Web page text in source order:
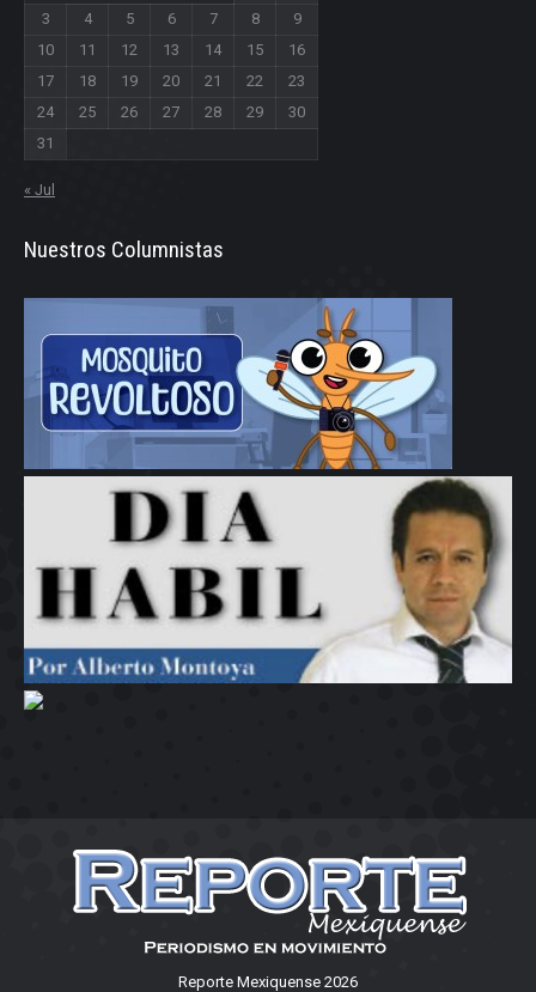
3
4 5 6 7 8
9
10
11 12 13 14 15
16
17
18 19 20 21 22
23
24
25 26 27 28 29
30
31
« Jul
Nuestros Columnistas
Reporte Mexiquense 2026